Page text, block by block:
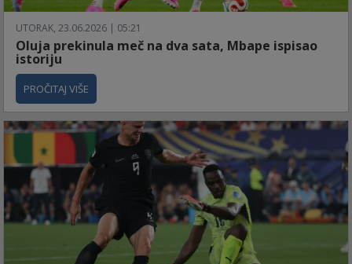
UTORAK, 23.06.2026 | 05:21
Oluja prekinula meč na dva sata, Mbape ispisao
istoriju
PROČITAJ VIŠE